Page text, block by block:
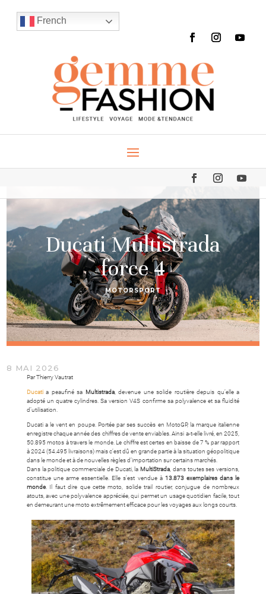
French
Ducati Multistrada
force 4
MOTORSPORT
8 MAI 2026
Par Thierry Vautrat
Ducatia peaufiné sa Multistrada, devenue une solide routière depuis qu’elle a
adopté un quatre cylindres. Sa version V4S confirme sa polyvalence et sa fluidité
d’utilisation.
Ducati a le vent en poupe. Portée par ses succès en MotoGP, la marque italienne
enregistre chaque année des chiffres de vente enviables. Ainsi a-t-elle livré, en 2025,
50.895 motos à travers le monde. Le chiffre est certes en baisse de 7 % par rapport
à 2024 (54.495 livraisons) mais c’est dû en grande partie à la situation géopolitique
dans le monde et à de nouvelles règles d’importation sur certains marchés.
Dans la politique commerciale de Ducati, la MultiStrada , dans toutes ses versions,
constitue une arme essentielle. Elle s’est vendue à 13.873 exemplaires dans le
monde. Il faut dire que cette moto, solide trail routier, conjugue de nombreux
atouts, avec une polyvalence appréciée, qui permet un usage quotidien facile, tout
en demeurant une moto extrêmement efficace pour les voyages aux longs courts.